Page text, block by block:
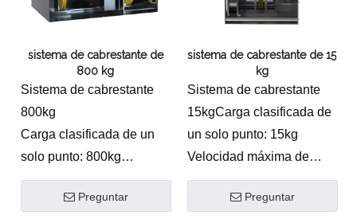
sistema de cabrestante de
800 kg
Sistema de cabrestante
800kg
Carga clasificada de un
solo punto: 800kg
Velocidad máxima de
elevación: 0.42m / s
Preguntar
sistema de cabrestante de 15
kg
Sistema de cabrestante
15kgCarga clasificada de
un solo punto: 15kg
Velocidad máxima de
elevación: 1.5m / s
Trazo estándar: 11
Preguntar